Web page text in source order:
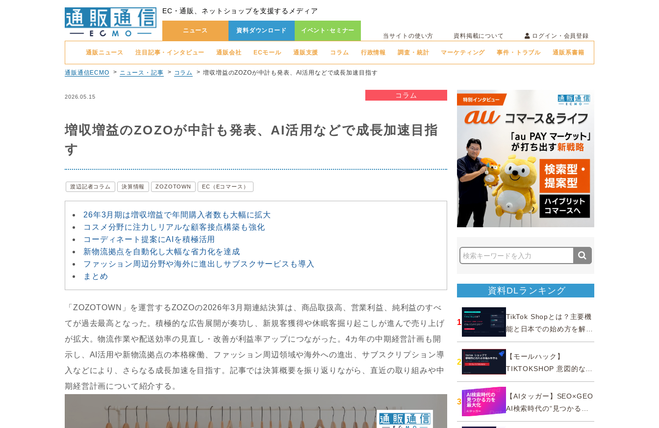
EC・通販、ネットショップを支援するメディア
ニュース 資料ダウンロード イベント･セミナー
当サイトの使い方 資料掲載について ログイン・会員登録
通販ニュース 注目記事・インタビュー 通販会社 ECモール 通販支援 コラム 行政情報 調査・統計 マーケティング 事件・トラブル 通販系書籍
通販通信ECMO ニュース・記事 コラム 増収増益のZOZOが中計も発表、AI活用などで成長加速目指す
2026.05.15 コラム
増収増益のZOZOが中計も発表、AI活用などで成長加速目指
す
渡辺記者コラム 決算情報 ZOZOTOWN EC（Eコマース）
26年3月期は増収増益で年間購入者数も大幅に拡大
コスメ分野に注力しリアルな顧客接点構築も強化
コーディネート提案にAIを積極活用
新物流拠点を自動化し大幅な省力化を達成
ファッション周辺分野や海外に進出しサブスクサービスも導入
まとめ
「ZOZOTOWN」を運営するZOZOの2026年3月期連結決算は、商品取扱高、営業利益、純利益のすべ
てが過去最高となった。積極的な広告展開が奏功し、新規客獲得や休眠客掘り起こしが進んで売り上げ
が拡大。物流作業や配送効率の見直し・改善が利益率アップにつながった。4カ年の中期経営計画も開
示し、AI活用や新物流拠点の本格稼働、ファッション周辺領域や海外への進出、サブスクリプション導
入などにより、さらなる成長加速を目指す。記事では決算概要を振り返りながら、直近の取り組みや中
期経営計画について紹介する。
資料DLランキング
1
TikTok Shopとは？主要機
能と日本での始め方を解説
｜公式認定パートナー
2
【モールハック】
TIKTOKSHOP 意図的なバ
ズを生む法則
3
【AIタッガー】SEO×GEO
AI検索時代の“見つかる
力”を最大化